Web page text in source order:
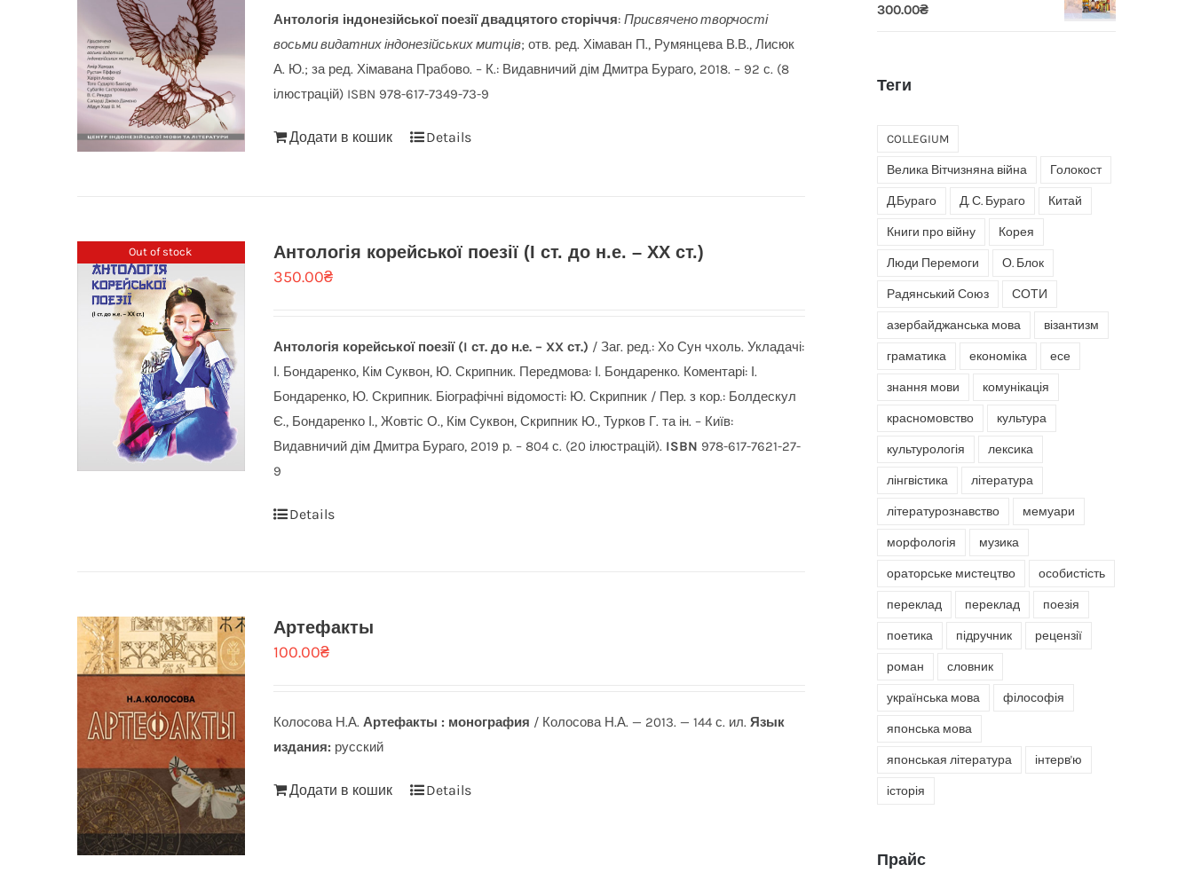
Антологія індонезійської поезії двадцятого сторіччя:Присвяченотворчості
восьми видатних індонезійських митців; отв. ред. Хімаван П., Румянцева В.В., Лисюк
А. Ю.; за ред. Хімавана Прабово. – К.: Видавничий дім Дмитра Бураго, 2018. – 92 с. (8
ілюстрацій) ISBN 978-617-7349-73-9
Додати в кошик Details
Out of stock
Антологія корейської поезії (I ст. до н.е. – XX ст.)
350.00₴
Антологія корейської поезії (I ст. до н.е. – XX ст.) / Заг. ред.: Хо Сун чхоль. Укладачі:
І. Бондаренко, Кім Суквон, Ю. Скрипник. Передмова: І. Бондаренко. Коментарі: І.
Бондаренко, Ю. Скрипник. Біографічні відомості: Ю. Скрипник / Пер. з кор.: Болдескул
Є., Бондаренко І., Жовтіс О., Кім Суквон, Скрипник Ю., Турков Г. та ін. – Київ:
Видавничий дім Дмитра Бураго, 2019 р. – 804 с. (20 ілюстрацій). ISBN 978-617-7621-27-
9
Details
Артефакты
100.00₴
Колосова Н.А.Артефакты : монография / Колосова Н.А. — 2013. — 144 с. ил.Язык
издания: русский
Додати в кошик Details
300.00₴
Теги
COLLEGIUM
Велика Вітчизняна війна Голокост
Д.Бураго Д. С. Бураго Китай
Книги про війну Корея
Люди Перемоги О. Блок
Радянський Союз СОТИ
азербайджанська мова візантизм
граматика економіка есе
знання мови комунікація
красномовство культура
культурологія лексика
лінгвістика література
літературознавство мемуари
морфологія музика
ораторське мистецтво особистість
переклад переклад поезія
поетика підручник рецензії
роман словник
українська мова філософія
японська мова
японськая література інтерв'ю
історія
Прайс